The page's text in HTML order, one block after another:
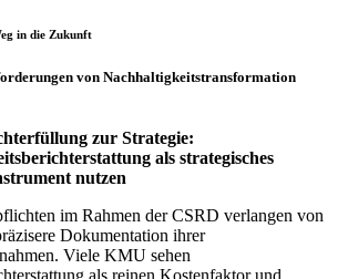
in die Zukunft
von Nachhaltigkeitstransformation
zur Strategie:
als strategisches
nutzen
im Rahmen der CSRD verlangen von
Dokumentation ihrer
Viele KMU sehen
als reinen Kostenfaktor und